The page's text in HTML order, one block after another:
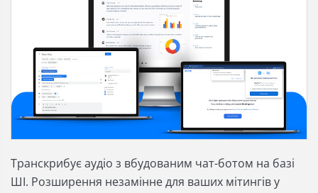
Транскрибує аудіо з вбудованим чат-ботом на базі
ШІ. Розширення незамінне для ваших мітингів у